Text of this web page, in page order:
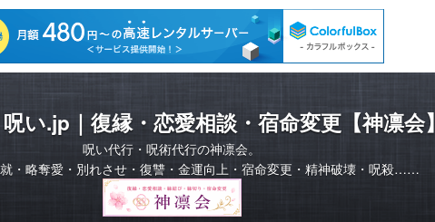
い.jp｜復縁・恋愛相談・宿命変更【神凛会】
呪い代行・呪術代行の神凛会。
・略奪愛・別れさせ・復讐・金運向上・宿命変更・精神破壊・呪殺……